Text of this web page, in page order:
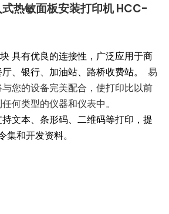
热敏面板安装打印机 HCC-
具有优良的连接性，广泛应用于商
、银行、加油站、路桥收费站。 易
您的设备完美配合，使打印比以前
何类型的仪器和仪表中。
文本、条形码、二维码等打印，提
集和开发资料。